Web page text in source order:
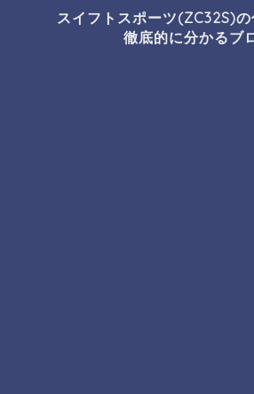
スイフトスポーツ(ZC32S)
徹底的に分かるブ